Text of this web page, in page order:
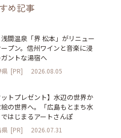
め記事
間温泉「界 松本」がリニュー
プン。信州ワインと音楽に浸
ントな湯宿へ
県 [PR] 2026.08.05
ットプレゼント】水辺の世界か
の世界へ。「広島もとまち水
はじまるアートさんぽ
県 [PR] 2026.07.31